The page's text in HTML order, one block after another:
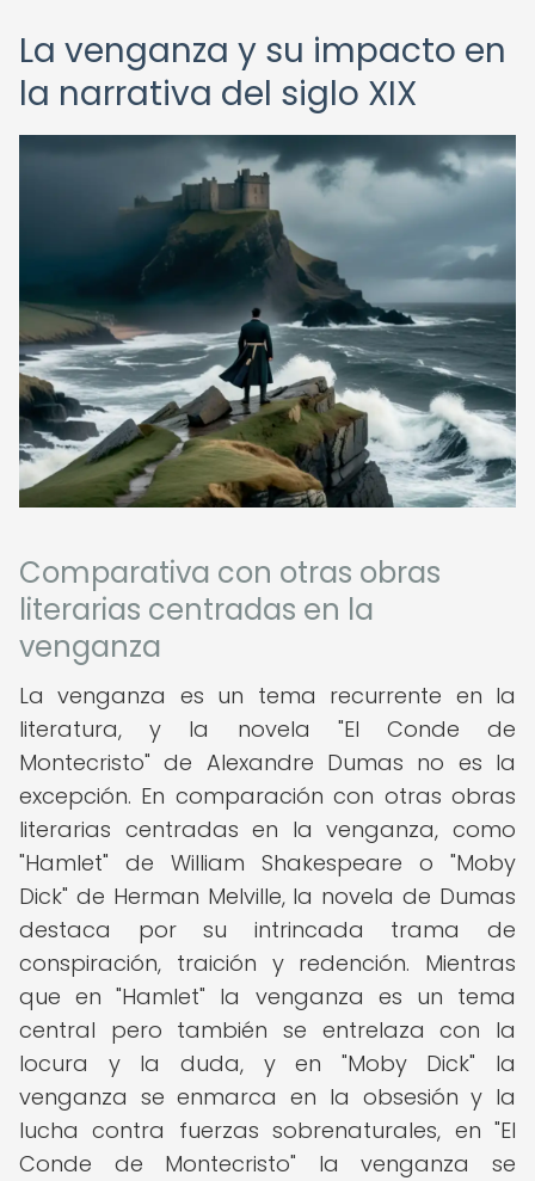
La venganza y su impacto en
la narrativa del siglo XIX
Comparativa con otras obras
literarias centradas en la
venganza
La venganza es un tema recurrente en la
literatura, y la novela "El Conde de
Montecristo" de Alexandre Dumas no es la
excepción. En comparación con otras obras
literarias centradas en la venganza, como
"Hamlet" de William Shakespeare o "Moby
Dick" de Herman Melville, la novela de Dumas
destaca por su intrincada trama de
conspiración, traición y redención. Mientras
que en "Hamlet" la venganza es un tema
central pero también se entrelaza con la
locura y la duda, y en "Moby Dick" la
venganza se enmarca en la obsesión y la
lucha contra fuerzas sobrenaturales, en "El
Conde de Montecristo" la venganza se